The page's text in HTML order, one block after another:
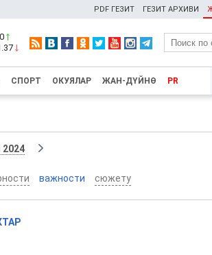
ГЕЗИТ АРХИВИ
PDF ГЕЗИТ
СПОРТ ОКУЯЛАР ЖАН-ДҮЙНӨ PR
2024
важности сюжету